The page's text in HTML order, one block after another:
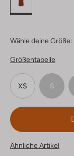
Wähle deine Größe:
Größentabelle
XS S
Ähnliche Artikel